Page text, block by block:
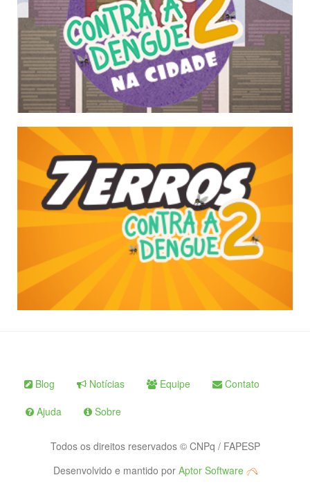
Blog Notícias Equipe
Contato
Ajuda
Sobre
Todos os direitos reservados © CNPq / FAPESP
Desenvolvido e mantido por Aptor Software